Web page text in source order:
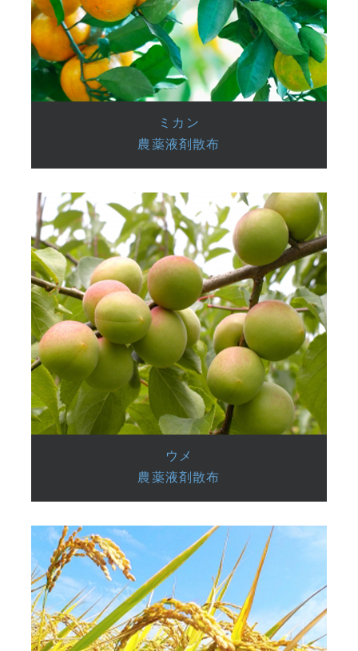
ミカン
農薬液剤散布
ウメ
農薬液剤散布